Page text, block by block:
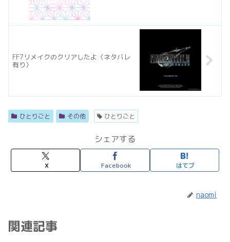
FF7リメイクのクリアしたよ〈ネタバレ
有り〉
ひとりごと その他 ひとりごと
シェアする
X Facebook はてブ
naomi
関連記事